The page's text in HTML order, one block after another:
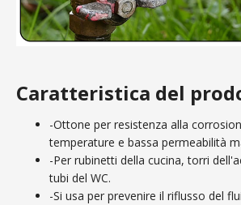
Caratteristica del
-Ottone per resistenza alla
temperature e bassa permeabilità
-Per rubinetti della cucina, torri
tubi del WC.
-Si usa per prevenire il riflusso del